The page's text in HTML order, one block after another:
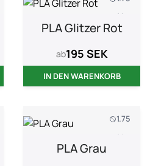
1 kg
PLA Glitzer Rot
ab195 SEK
IN DEN WARENKORB
1.75
1 kg
PLA Grau